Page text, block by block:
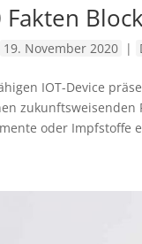
19. November 2020 |
IOT-Device
oder Impfstoffe